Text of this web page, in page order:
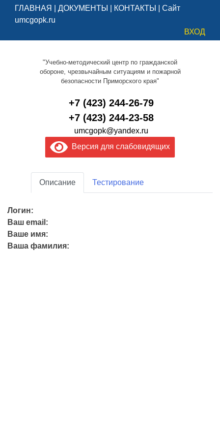
ГЛАВНАЯ ДОКУМЕНТЫ КОНТАКТЫ
Сайт
umcgopk.ru
ВХОД
"Учебно-методический центр по гражданской
обороне, чрезвычайным ситуациям и пожарной
безопасности Приморского края"
+7 (423) 244-26-79
+7 (423) 244-23-58
umcgopk@yandex.ru
Версия для слабовидящих
Описание Тестирование
Логин:
Ваш email:
Ваше имя:
Ваша фамилия: